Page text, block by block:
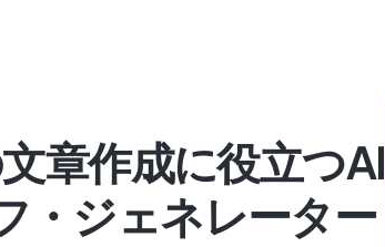
章作成に役立つAI
・ジェネレーター